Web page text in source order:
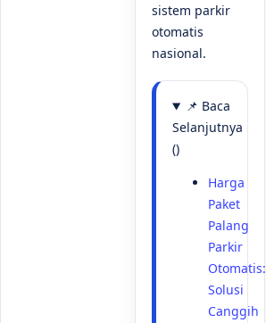
sistem parkir
otomatis
nasional.
📌 Baca
Selanjutnya
()
Harga
Paket
Palang
Parkir
Otomatis:
Solusi
Canggih